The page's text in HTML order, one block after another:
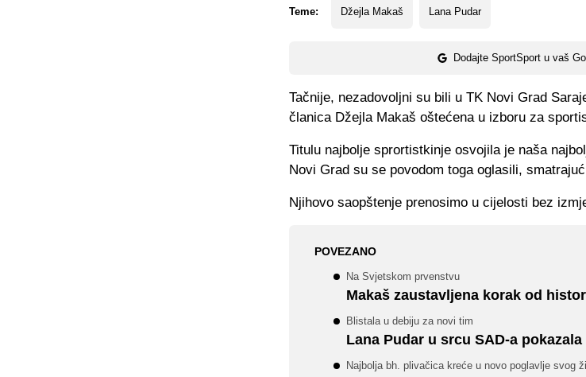
Teme: Džejla Makaš Lana Pudar
Dodajte SportSport u vaš
Tačnije, nezadovoljni su bili u TK Novi Grad
članica Džejla Makaš oštećena u izboru za
Titulu najbolje sprortistkinje osvojila je naša
Novi Grad su se povodom toga oglasili,
Njihovo saopštenje prenosimo u cijelosti bez
POVEZANO
Na Svjetskom prvenstvu
Makaš zaustavljena korak od
Blistala u debiju za novi tim
Lana Pudar u srcu SAD-a
Najbolja bh. plivačica kreće u novo poglavlje svog